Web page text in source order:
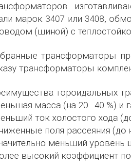
марок 3407 или 3408,
(шиной) с
трансформаторы
трансформаторы
тороидальных
масса (на 20…40 %) и
ток холостого хода
поля рассеяния (до
меньший уровень
высокий коэффициент